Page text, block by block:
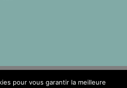
pour vous garantir la meilleure